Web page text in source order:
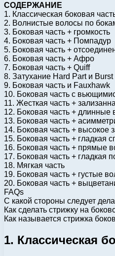
СОДЕРЖАНИЕ
1. Классическая боковая
2. Волнистые волосы по
3. Боковая часть + громкость
4. Боковая часть + Помпадур
5. Боковая часть +
6. Боковая часть + Афро
7. Боковая часть + Quiff
8. Затухание Hard Part и Burst
9. Боковая часть и Fauxhawk
10. Боковая часть с
11. Жесткая часть +
12. Боковая часть + длинные
13. Боковая часть +
14. Боковая часть + высокое
15. Боковая часть + гладкая
16. Боковая часть + прямые
17. Боковая часть + гладкая
18. Мягкая часть
19. Боковая часть + густые
20. Боковая часть +
FAQs
С какой стороны следует
Как сделать стрижку на
Как называется стрижка
1. Классическая